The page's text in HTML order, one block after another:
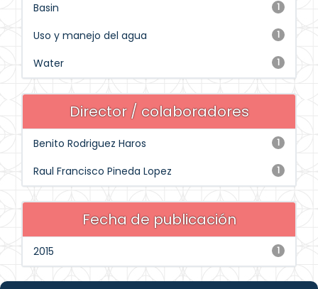
1
Basin
1
Uso y manejo del agua
1
Water
Director / colaboradores
1
Benito Rodriguez Haros
1
Raul Francisco Pineda Lopez
Fecha de publicación
1
2015